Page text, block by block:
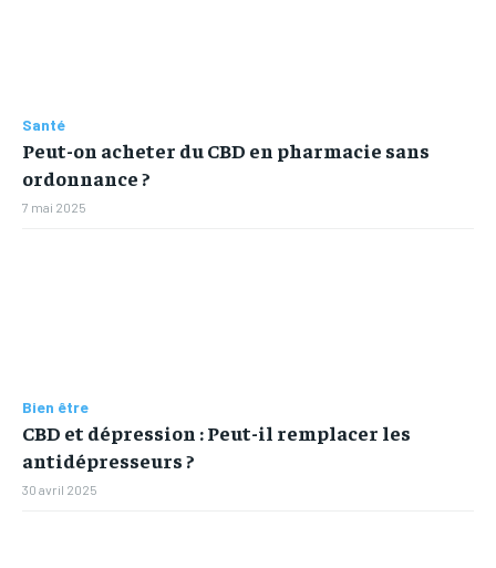
Santé
Peut-on acheter du CBD en pharmacie sans
ordonnance ?
7 mai 2025
Bien être
CBD et dépression : Peut-il remplacer les
antidépresseurs ?
30 avril 2025